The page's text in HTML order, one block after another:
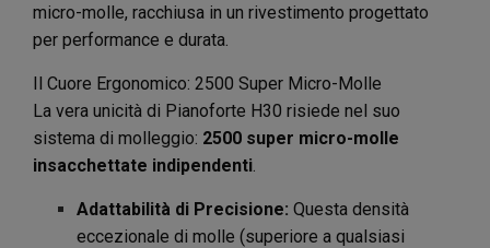
micro-molle, racchiusa in un rivestimento progettato
per performance e durata.
Il Cuore Ergonomico: 2500 Super Micro-Molle
La vera unicità di Pianoforte H30 risiede nel suo
sistema di molleggio: 2500 super micro-molle
insacchettate indipendenti.
Adattabilità di Precisione: Questa densità
eccezionale di molle (superiore a qualsiasi